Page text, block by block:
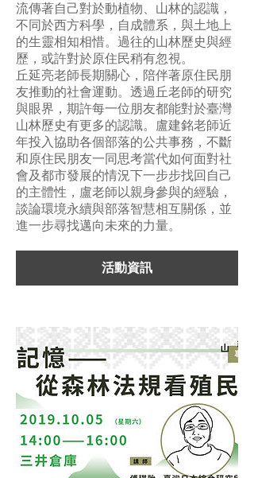
流傳著⾃⼰對於動植物、⼭林的認識，
不同於⻄⽅科學，⾃成體系，與⼟地上
的⽣靈相知相惜。過往的⼭林歷史與經
歷，或許對於原住⺠稍有忽視。
丘延亮老師⻑期關⼼，陪伴著原住⺠朋
友推動的社會運動。透過丘老師的研究
與眼界，期許每⼀位朋友都能對於臺灣
⼭林歷史有更多的認識。盧建銘老師近
年投入協助各個部落的公共事務，不斷
和原住⺠朋友⼀同思考當代如何⾯對社
會及都市發展的情況下⼀步步找回⾃⼰
的主體性，盧老師以親⾝參與的經驗，
談論環境永續與部落智慧相互關係，並
進⼀步尋找邁向未來的⼒量。
活動資訊